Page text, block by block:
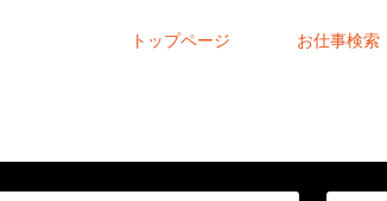
トップページ お仕事検索